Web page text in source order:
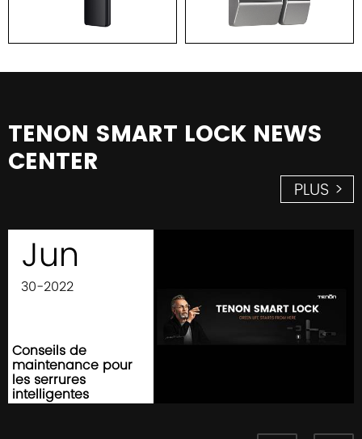
TENON SMART LOCK NEWS
CENTER
PLUS >
Jun
30-2022
Conseils de
maintenance pour
les serrures
intelligentes